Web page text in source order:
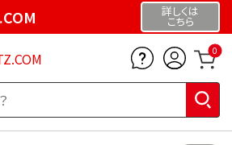
詳しくは
こちら
0